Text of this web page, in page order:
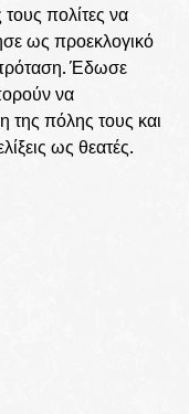
πολίτες να
ως προεκλογικό
Έδωσε
να
της πόλης τους και
ως θεατές.